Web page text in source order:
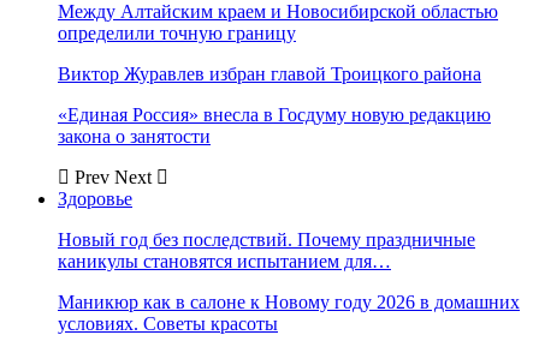
Между Алтайским краем и Новосибирской областью
определили точную границу
Виктор Журавлев избран главой Троицкого района
«Единая Россия» внесла в Госдуму новую редакцию
закона о занятости
Prev Next
Здоровье
Новый год без последствий. Почему праздничные
каникулы становятся испытанием для…
Маникюр как в салоне к Новому году 2026 в домашних
условиях. Советы красоты